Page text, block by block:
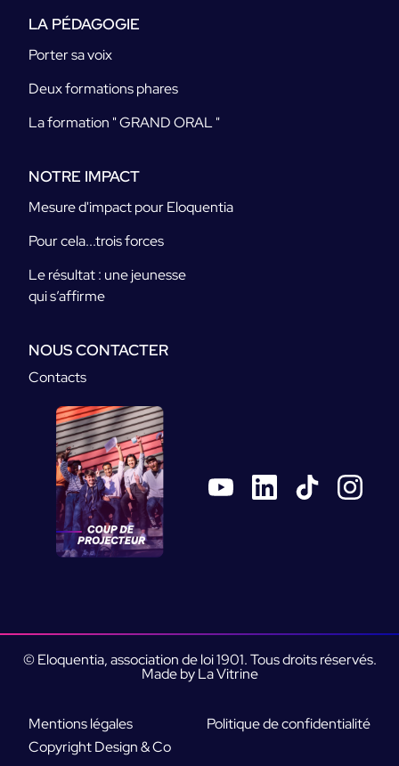
LA PÉDAGOGIE
Porter sa voix
Deux formations phares
La formation " GRAND ORAL "
NOTRE IMPACT
Mesure d'impact pour Eloquentia
Pour cela...trois forces
Le résultat : une jeunesse
qui s’affirme
NOUS CONTACTER
Contacts
© Eloquentia, association de loi 1901. Tous droits réservés.
Made by La Vitrine
Mentions légales
Politique de confidentialité
Copyright Design & Co